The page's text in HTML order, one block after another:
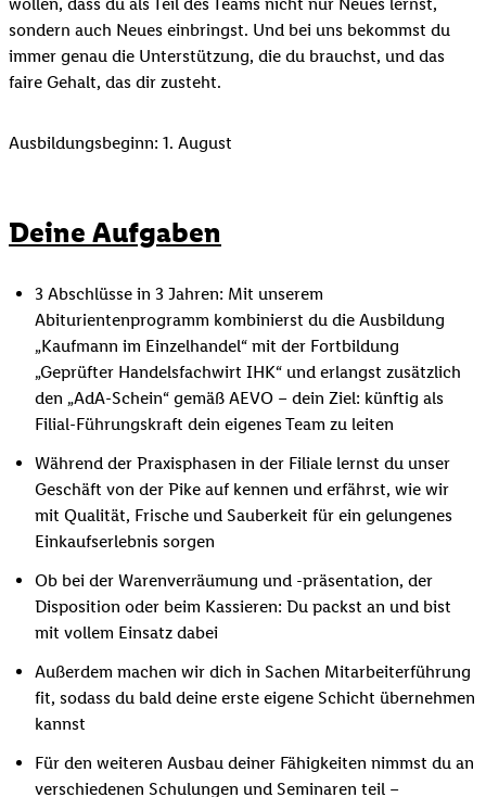
sondern auch Neues einbringst. Und bei uns bekommst du
immer genau die Unterstützung, die du brauchst, und das
faire Gehalt, das dir zusteht.
Ausbildungsbeginn: 1. August
Deine Aufgaben
3 Abschlüsse in 3 Jahren: Mit unserem
Abiturientenprogramm kombinierst du die Ausbildung
„Kaufmann im Einzelhandel“ mit der Fortbildung
„Geprüfter Handelsfachwirt IHK“ und erlangst zusätzlich
den „AdA-Schein“ gemäß AEVO – dein Ziel: künftig als
Filial-Führungskraft dein eigenes Team zu leiten
Während der Praxisphasen in der Filiale lernst du unser
Geschäft von der Pike auf kennen und erfährst, wie wir
mit Qualität, Frische und Sauberkeit für ein gelungenes
Einkaufserlebnis sorgen
Ob bei der Warenverräumung und -präsentation, der
Disposition oder beim Kassieren: Du packst an und bist
mit vollem Einsatz dabei
Außerdem machen wir dich in Sachen Mitarbeiterführung
fit, sodass du bald deine erste eigene Schicht übernehmen
kannst
Für den weiteren Ausbau deiner Fähigkeiten nimmst du an
verschiedenen Schulungen und Seminaren teil –